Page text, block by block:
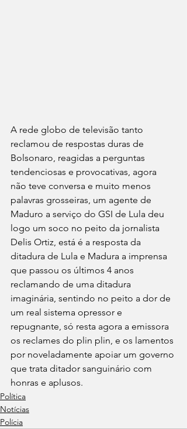
A rede globo de televisão tanto
reclamou de respostas duras de
Bolsonaro, reagidas a perguntas
tendenciosas e provocativas, agora
não teve conversa e muito menos
palavras grosseiras, um agente de
Maduro a serviço do GSI de Lula deu
logo um soco no peito da jornalista
Delis Ortiz, está é a resposta da
ditadura de Lula e Madura a imprensa
que passou os últimos 4 anos
reclamando de uma ditadura
imaginária, sentindo no peito a dor de
um real sistema opressor e
repugnante, só resta agora a emissora
os reclames do plin plin, e os lamentos
por noveladamente apoiar um governo
que trata ditador sanguinário com
honras e aplusos.
Política
Notícias
Polícia